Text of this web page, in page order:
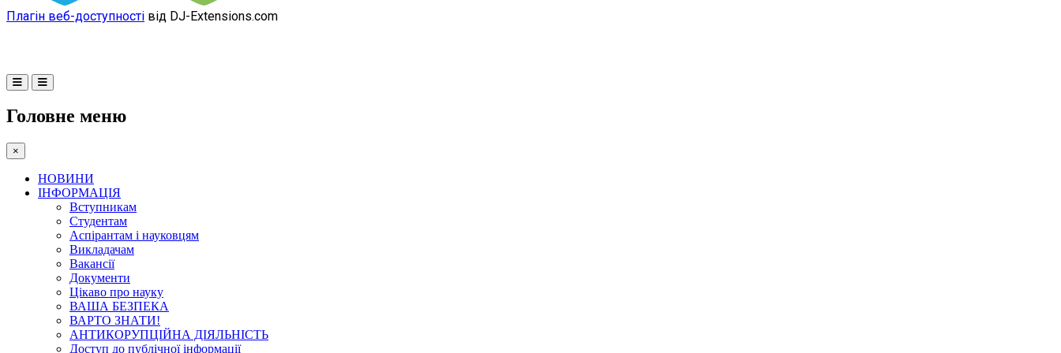
Плагін веб-доступності від DJ-Extensions.com
Головне меню
×
НОВИНИ
ІНФОРМАЦІЯ
Вступникам
Студентам
Аспірантам і науковцям
Викладачам
Вакансії
Документи
Цікаво про науку
ВАША БЕЗПЕКА
ВАРТО ЗНАТИ!
АНТИКОРУПЦІЙНА ДІЯЛЬНІСТЬ
Доступ до публічної інформації